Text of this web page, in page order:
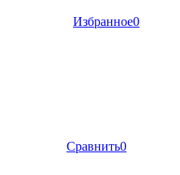
Избранное0
Сравнить0